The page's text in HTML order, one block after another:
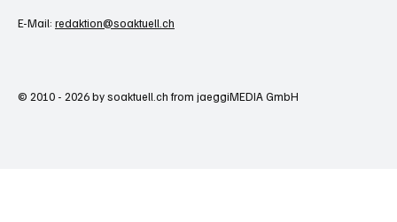
E-Mail: redaktion@soaktuell.ch
© 2010 - 2026 by soaktuell.ch from jaeggiMEDIA GmbH